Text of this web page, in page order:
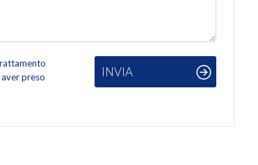
preso
INVIA